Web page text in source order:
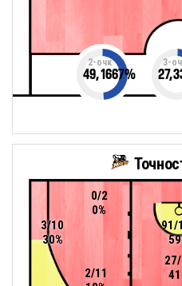
2-очк
49,1667%
3-
2/11
0/2
0%
91/
3/10
30%